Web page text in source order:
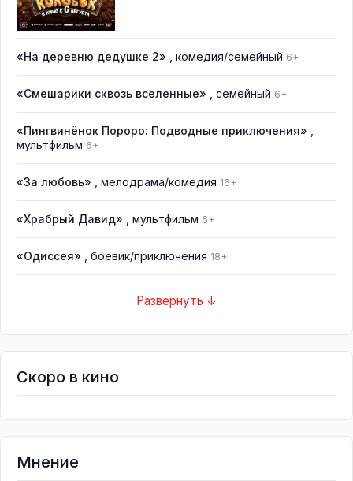
«На деревню дедушке 2» , комедия/семейный 6+
«Смешарики сквозь вселенные» , семейный 6+
«Пингвинёнок Пороро: Подводные приключения»
мультфильм 6+
«За любовь» , мелодрама/комедия 16+
«Храбрый Давид» , мультфильм 6+
«Одиссея» , боевик/приключения 18+
Развернуть ↓
Скоро в кино
Мнение